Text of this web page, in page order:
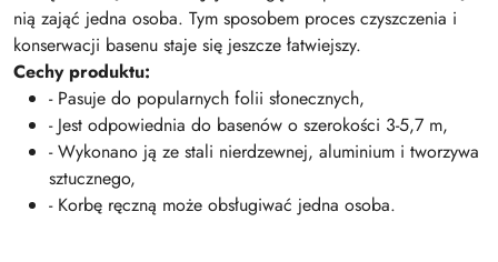
nią zająć jedna osoba. Tym sposobem proces czyszczenia i
konserwacji basenu staje się jeszcze łatwiejszy.
Cechy produktu:
- Pasuje do popularnych folii słonecznych,
- Jest odpowiednia do basenów o szerokości 3-5,7 m,
- Wykonano ją ze stali nierdzewnej, aluminium i tworzywa
sztucznego,
- Korbę ręczną może obsługiwać jedna osoba.